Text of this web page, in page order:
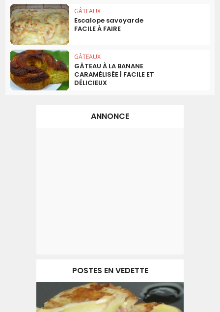
GÂTEAUX
Escalope savoyarde
FACILE À FAIRE
GÂTEAUX
GÂTEAU À LA BANANE
CARAMÉLISÉE | FACILE ET
DÉLICIEUX
ANNONCE
POSTES EN VEDETTE